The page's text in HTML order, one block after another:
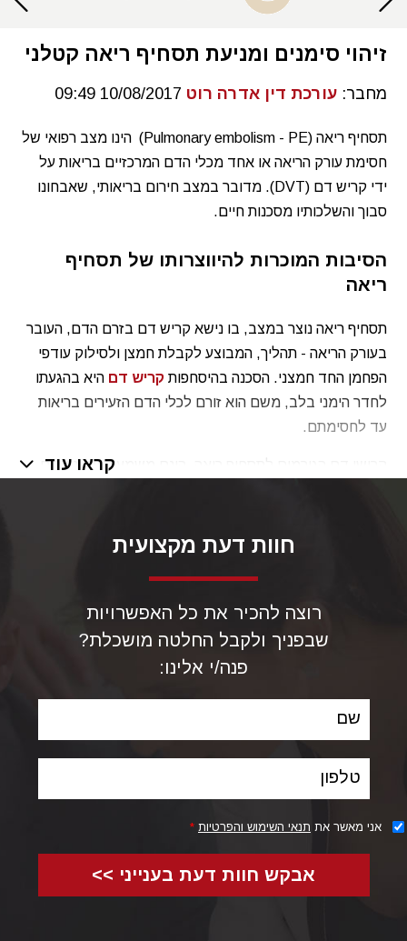
זיהוי סימנים ומניעת תסחיף ריאה קטלני
מחבר:עורכת דין אדרה רוט 10/08/2017 09:49
תסחיף ריאה (Pulmonary embolism - PE) הינו מצב רפואי של
חסימת עורק הריאה או אחד מכלי הדם המרכזיים בריאות על
ידי קריש דם (DVT). מדובר במצב חירום בריאותי, שאבחונו
סבוך והשלכותיו מסכנות חיים.
הסיבות המוכרות להיווצרותו של תסחיף
ריאה
תסחיף ריאה נוצר במצב, בו נישא קריש דם בזרם הדם, העובר
בעורק הריאה - תהליך, המבוצע לקבלת חמצן ולסילוק עודפי
הפחמן החד חמצני. הסכנה בהיסחפות קריש דם היא בהגעתו
לחדר הימני בלב, משם הוא זורם לכלי הדם הזעירים בריאות
עד לחסימתם.
קרישי דם הגורמים לתסחיף ריאה, הינם משמעותיים, נוצרים
היכללות בקבוצת סיכון לקרישת דם מגבירה את הסיכוי לתסחיף
ריאה. על המועדים לפתח תסחיף נמנים אנשים, הסובלים
מהפרעות קרישה ובעלי רקע תורשתי.
סיבות נוספות הן:
נטילת גלולות למניעת הריון
עודף משקל
תקופות של שכיבה / ישיבה סטטית ממושכת דוגמת
קראו עוד
חוות דעת מקצועית
רוצה להכיר את כל האפשרויות
שבפניך ולקבל החלטה מושכלת?
פנה/י אלינו:
שם
טלפון
אני מאשר את תנאי השימוש והפרטיות *
אבקש חוות דעת בענייני >>